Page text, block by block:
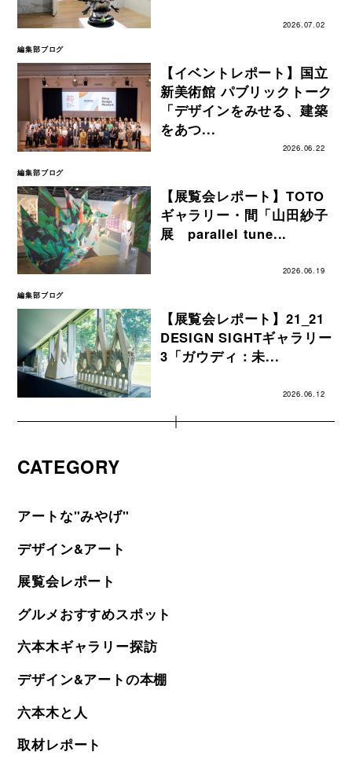
2026.07.02
編集部ブログ
【イベントレポート】国立
新美術館 パブリックトーク
「デザインをみせる、建築
をあつ...
2026.06.22
編集部ブログ
【展覧会レポート】TOTO
ギャラリー・間「山田紗子
展 parallel tune...
2026.06.19
編集部ブログ
【展覧会レポート】21_21
DESIGN SIGHTギャラリー
3「ガウディ：未...
2026.06.12
CATEGORY
アートな"みやげ"
デザイン&アート
展覧会レポート
グルメおすすめスポット
六本木ギャラリー探訪
デザイン&アートの本棚
六本木と人
取材レポート